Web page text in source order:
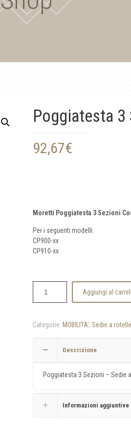
Poggiatesta 3
92,67€
Moretti Poggiatesta 3 Sezioni
Per i seguenti modelli:
CP900-xx
CP910-xx
Aggiungi al
Categorie: MOBILITA', Sedie a rotelle
Descrizione
Poggiatesta 3 Sezioni – Sedie
Informazioni aggiuntive